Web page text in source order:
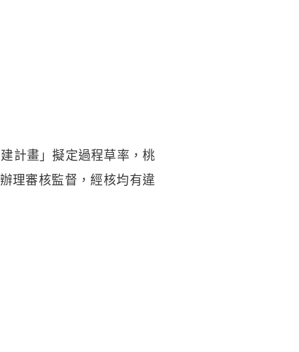
計畫」擬定過程草率，桃
理審核監督，經核均有違